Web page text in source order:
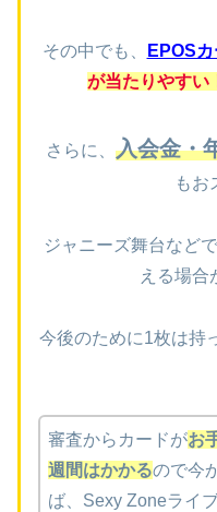
その中でも、 EPOSカ
が当たりやすい
さらに、 入会金・
もお
ジャニーズ舞台など
える場合
今後のために1枚は持
審査からカードがお
週間はかかるので今
ば、Sexy Zoneライ